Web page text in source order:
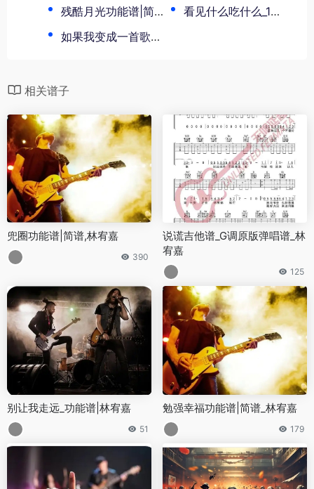
残酷月光功能谱|简谱_林宥嘉
看见什么吃什么_1功能谱|简谱_林宥嘉
如果我变成一首歌功能谱|简谱_林宥嘉
相关谱子
兜圈功能谱|简谱,林宥嘉
390
说谎吉他谱_G调原版弹唱谱_林
宥嘉
125
别让我走远_功能谱|林宥嘉
51
勉强幸福功能谱|简谱_林宥嘉
179